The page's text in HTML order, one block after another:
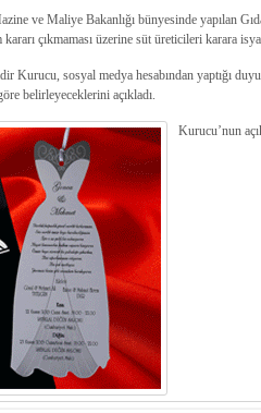
sünnet şöleni gerçekleştirildi
ve Maliye Bakanlığı bünyesinde yapılan
çıkmaması üzerine süt üreticileri karara
Kurucu, sosyal medya hesabından yaptığı
belirleyeceklerini açıkladı.
Kurucu’nun